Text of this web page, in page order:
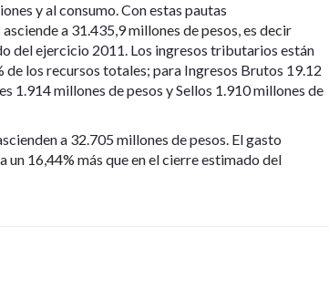
y al consumo. Con estas pautas
a 31.435,9 millones de pesos, es decir
del ejercicio 2011. Los ingresos tributarios están
los recursos totales; para Ingresos Brutos 19.12
1.914 millones de pesos y Sellos 1.910 millones de
a 32.705 millones de pesos. El gasto
16,44% más que en el cierre estimado del